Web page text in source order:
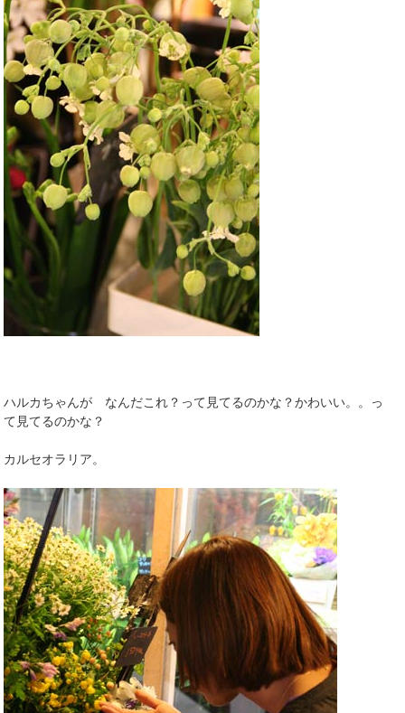
ハルカちゃんが なんだこれ？って見てるのかな？かわいい。。っ
て見てるのかな？
カルセオラリア。